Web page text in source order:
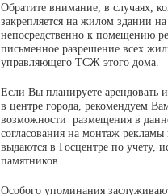
Обратите внимание, в случаях,
закрепляется на жилом здании
непосредственно к помещению
письменное разрешение всех
управляющего ТСЖ этого дома.
Если Вы планируете арендовать
в центре города, рекомендуем
возможности размещения в
согласования на монтаж рекламы
выдаются в Госцентре по учету,
памятников.
Особого упоминания